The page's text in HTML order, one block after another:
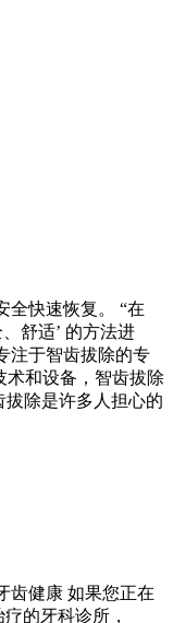
全快速恢复。 “在
舒适’ 的方法进
注于智齿拔除的专
术和设备，智齿拔除
拔除是许多人担心的
齿健康 如果您正在
的牙科诊所，